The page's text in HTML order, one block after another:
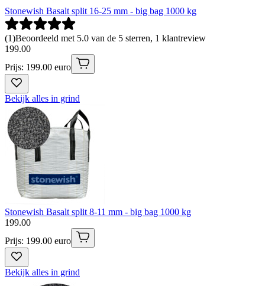
Stonewish Basalt split 16-25 mm - big bag 1000 kg
(1)Beoordeeld met 5.0 van de 5 sterren, 1 klantreview
199.00
Prijs: 199.00 euro
Bekijk alles in grind
Stonewish Basalt split 8-11 mm - big bag 1000 kg
199.00
Prijs: 199.00 euro
Bekijk alles in grind